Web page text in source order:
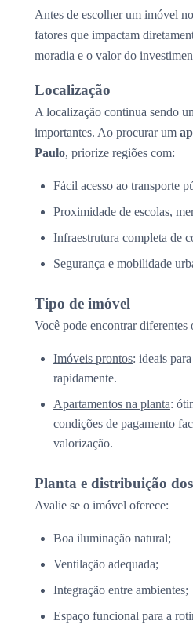
Antes de escolher um imóvel
fatores que impactam
moradia e o valor do
Localização
A localização continua sendo
importantes. Ao procurar um
Paulo, priorize regiões com:
Fácil acesso ao transporte
Proximidade de escolas,
Infraestrutura completa de
Segurança e mobilidade
Tipo de imóvel
Você pode encontrar diferentes
Imóveis prontos: ideais
rapidamente.
Apartamentos na planta:
condições de pagamento
valorização.
Planta e distribuição
Avalie se o imóvel oferece:
Boa iluminação natural;
Ventilação adequada;
Integração entre ambientes;
Espaço funcional para a